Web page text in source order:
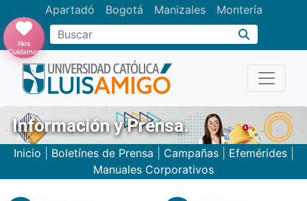
Apartadó Bogotá Manizales Montería
Buscar
Nos
Cuidamos
Información y Prensa.
Inicio Boletínes de Prensa Campañas| Efemérides|
Manuales Corporativos